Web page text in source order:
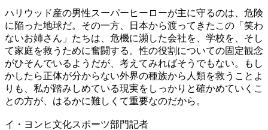
ハリウッド産の男性スーパーヒーローが主に守るのは、危険
に陥った地球だ。その一方、日本から渡ってきたこの「笑わ
ないお姉さん」たちは、危機に瀕した会社を、学校を、そし
て家庭を救うために奮闘する。性の役割についての固定観念
がひそんでいるようだが、考えてみればそうでもない。もし
かしたら正体が分からない外界の種族から人類を救うことよ
りも、私が踏みしめている現実をしっかりと確かめていくこ
との方が、はるかに難しくて重要なのだから。
イ・ヨンヒ文化スポーツ部門記者